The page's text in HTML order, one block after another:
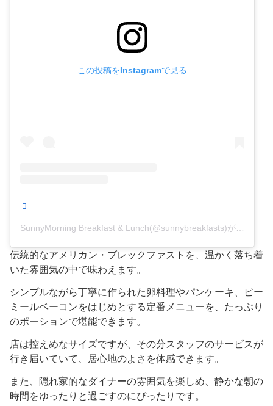
この投稿をInstagramで見る
SunnyMorning Breakfast & Lunch(@sunnybreakfasts)がシェアした投稿
伝統的なアメリカン・ブレックファストを、温かく落ち着
いた雰囲気の中で味わえます。
シンプルながら丁寧に作られた卵料理やパンケーキ、ピー
ミールベーコンをはじめとする定番メニューを、たっぷり
のポーションで堪能できます。
店は控えめなサイズですが、その分スタッフのサービスが
行き届いていて、居心地のよさを体感できます。
また、隠れ家的なダイナーの雰囲気を楽しめ、静かな朝の
時間をゆったりと過ごすのにぴったりです。